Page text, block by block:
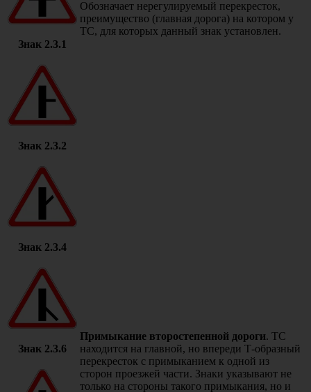
Знак 2.3.1
Обозначает нерегулируемый перекресток,
преимущество (главная дорога) на котором у
ТС, для которых данный знак установлен.
Знак 2.3.2
Примыкание второстепенной дороги. ТС
находится на главной, но впереди Т-образный
перекресток с примыканием к одной из
сторон проезжей части. Знаки указывают не
только на стороны такого примыкания, но и
Знак 2.3.4
Знак 2.3.6